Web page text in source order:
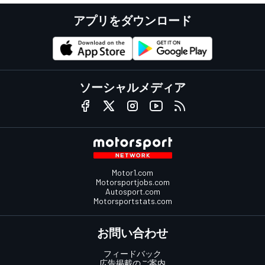
アプリをダウンロード
ソーシャルメディア
Motor1.com
Motorsportjobs.com
Autosport.com
Motorsportstats.com
お問い合わせ
フィードバック
広告掲載のご案内